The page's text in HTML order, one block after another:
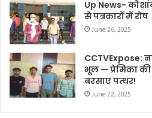
Up News-
से पत्रकारों में रोष
June 26, 2025
CCTVExpose:
भूल — प्रेमिका की
बरसाए पत्थर!
June 22, 2025